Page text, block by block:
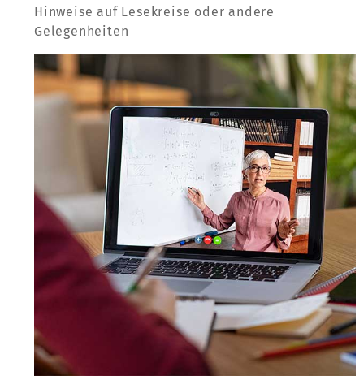
Hinweise auf Lesekreise oder andere
Gelegenheiten